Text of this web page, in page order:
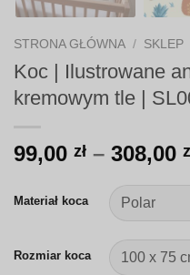
STRONA GŁÓWNA / SKLEP
Koc | Ilustrowane
kremowym tle |
99,00 zł – 308,00
Materiał koca
Rozmiar koca